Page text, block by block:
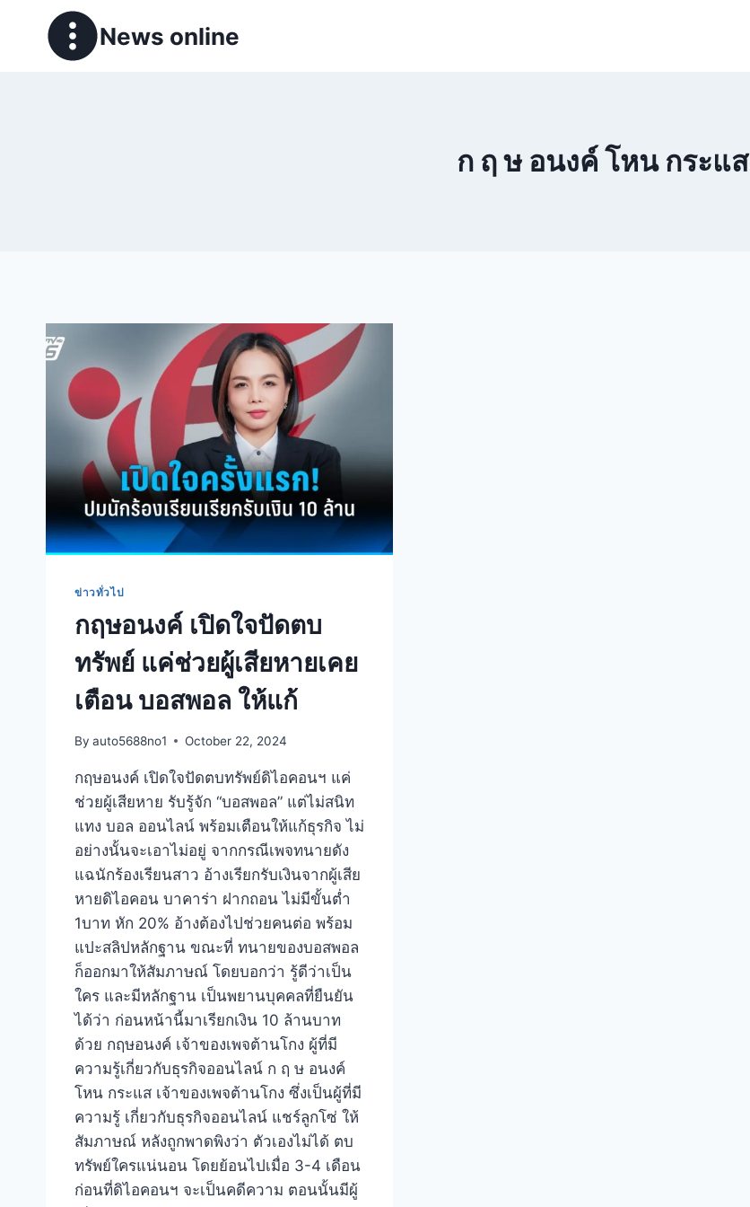
News online
ก ฤ ษ อนงค์ โหน กระแส
ข่าวทั่วไป
กฤษอนงค์ เปิดใจปัดตบ
ทรัพย์ แค่ช่วยผู้เสียหายเคย
เตือน บอสพอล ให้แก้
By auto5688no1 October 22, 2024
กฤษอนงค์ เปิดใจปัดตบทรัพย์ดิไอคอนฯ แค่
ช่วยผู้เสียหาย รับรู้จัก “บอสพอล” แต่ไม่สนิท
แทง บอล ออนไลน์ พร้อมเตือนให้แก้ธุรกิจ ไม่
อย่างนั้นจะเอาไม่อยู่ จากกรณีเพจทนายดัง
แฉนักร้องเรียนสาว อ้างเรียกรับเงินจากผู้เสีย
หายดิไอคอน บาคาร่า ฝากถอน ไม่มีขั้นต่ำ
1บาท หัก 20% อ้างต้องไปช่วยคนต่อ พร้อม
แปะสลิปหลักฐาน ขณะที่ ทนายของบอสพอล
ก็ออกมาให้สัมภาษณ์ โดยบอกว่า รู้ดีว่าเป็น
ใคร และมีหลักฐาน เป็นพยานบุคคลที่ยืนยัน
ได้ว่า ก่อนหน้านี้มาเรียกเงิน 10 ล้านบาท
ด้วย กฤษอนงค์ เจ้าของเพจต้านโกง ผู้ที่มี
ความรู้เกี่ยวกับธุรกิจออนไลน์ ก ฤ ษ อนงค์
โหน กระแส เจ้าของเพจต้านโกง ซึ่งเป็นผู้ที่มี
ความรู้ เกี่ยวกับธุรกิจออนไลน์ แชร์ลูกโซ่ ให้
สัมภาษณ์ หลังถูกพาดพิงว่า ตัวเองไม่ได้ ตบ
ทรัพย์ใครแน่นอน โดยย้อนไปเมื่อ 3-4 เดือน
ก่อนที่ดิไอคอนฯ จะเป็นคดีความ ตอนนั้นมีผู้